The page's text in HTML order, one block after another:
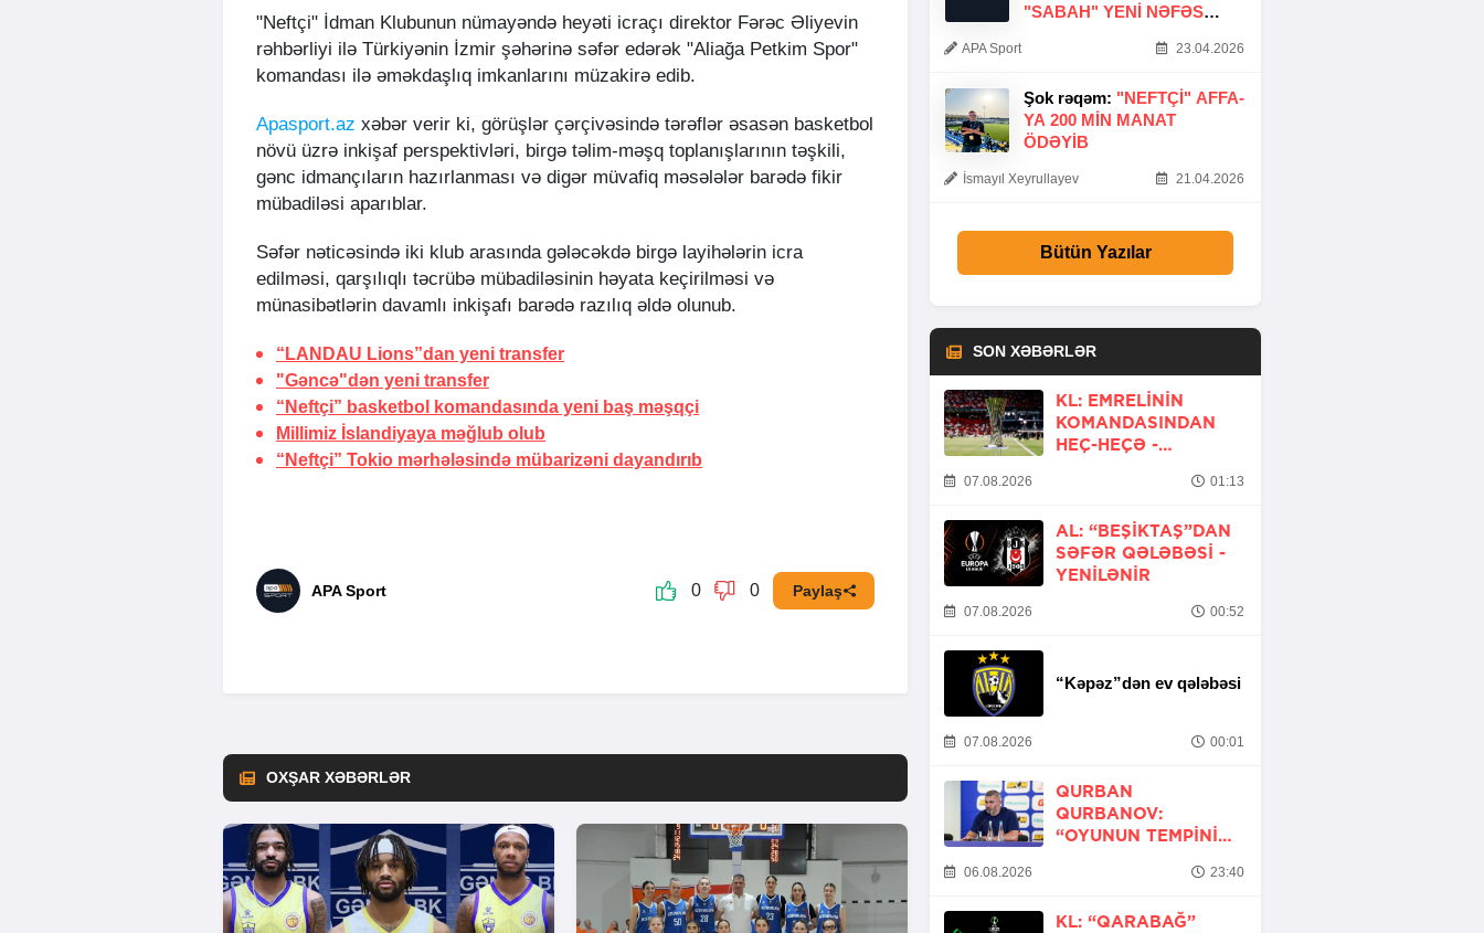
"Neftçi" İdman Klubunun nümayəndə heyəti icraçı direktor Fərəc Əliyevin
rəhbərliyi ilə Türkiyənin İzmir şəhərinə səfər edərək "Aliağa Petkim Spor"
komandası ilə əməkdaşlıq imkanlarını müzakirə edib.
Apasport.az xəbər verir ki, görüşlər çərçivəsində tərəflər əsasən basketbol
növü üzrə inkişaf perspektivləri, birgə təlim-məşq toplanışlarının təşkili,
gənc idmançıların hazırlanması və digər müvafiq məsələlər barədə fikir
mübadiləsi aparıblar.
Səfər nəticəsində iki klub arasında gələcəkdə birgə layihələrin icra
edilməsi, qarşılıqlı təcrübə mübadiləsinin həyata keçirilməsi və
münasibətlərin davamlı inkişafı barədə razılıq əldə olunub.
“LANDAU Lions”dan yeni transfer
"Gəncə"dən yeni transfer
“Neftçi” basketbol komandasında yeni baş məşqçi
Millimiz İslandiyaya məğlub olub
“Neftçi” Tokio mərhələsində mübarizəni dayandırıb
APA Sport 0 0 Paylaş
OXŞAR XƏBƏRLƏR
"SABAH" YENI NƏFƏS
APA Sport 23.04.2026
Şok rəqəm: "NEFTÇI" AFFA-
YA 200 MIN MANAT
ÖDƏYIB
İsmayıl Xeyrullayev 21.04.2026
Bütün Yazılar
SON XƏBƏRLƏR
KL: EMRELININ
KOMANDASINDAN
HEÇ-HEÇƏ -
07.08.2026 01:13
AL: “BEŞIKTAŞ”DAN
SƏFƏR QƏLƏBƏSI -
YENİLƏNİR
07.08.2026 00:52
“Kəpəz”dən ev qələbəsi
07.08.2026 00:01
QURBAN
QURBANOV:
“OYUNUN TEMPINI
06.08.2026 23:40
KL: “QARABAĞ”